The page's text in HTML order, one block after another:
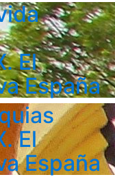
El
España
El
España